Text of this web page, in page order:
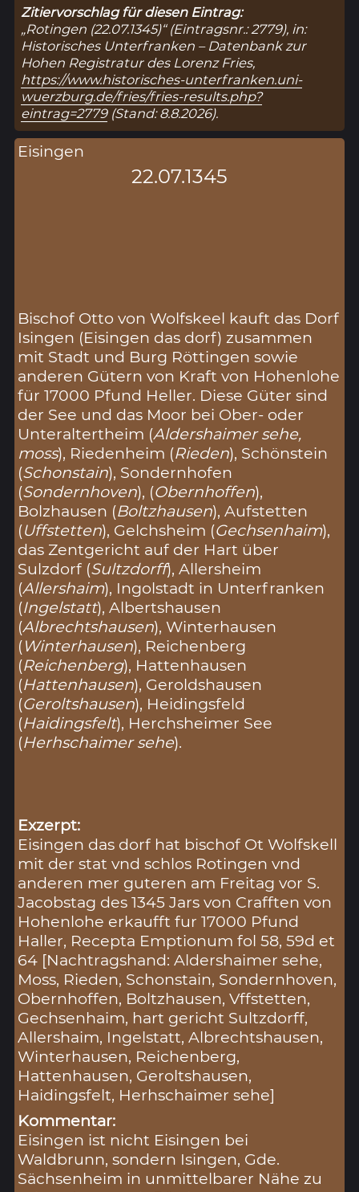
Zitiervorschlag für diesen Eintrag:
„Rotingen (22.07.1345)“ (Eintragsnr.: 2779), in:
Historisches Unterfranken – Datenbank zur
Hohen Registratur des Lorenz Fries,
https://www.historisches-unterfranken.uni-
wuerzburg.de/fries/fries-results.php?
eintrag=2779(Stand: 8.8.2026).
Eisingen
22.07.1345
Bischof Otto von Wolfskeel kauft das Dorf
Isingen (Eisingen das dorf) zusammen
mit Stadt und Burg Röttingen sowie
anderen Gütern von Kraft von Hohenlohe
für 17000 Pfund Heller. Diese Güter sind
der See und das Moor bei Ober- oder
Unteraltertheim (Aldershaimer sehe,
moss), Riedenheim (Rieden), Schönstein
(Schonstain), Sondernhofen
(Sondernhoven), (Obernhoffen),
Bolzhausen (Boltzhausen), Aufstetten
(Uffstetten), Gelchsheim (Gechsenhaim),
das Zentgericht auf der Hart über
Sulzdorf (Sultzdorff), Allersheim
(Allershaim), Ingolstadt in Unterfranken
(Ingelstatt), Albertshausen
(Albrechtshausen), Winterhausen
(Winterhausen), Reichenberg
(Reichenberg), Hattenhausen
(Hattenhausen), Geroldshausen
(Geroltshausen), Heidingsfeld
(Haidingsfelt), Herchsheimer See
(Herhschaimer sehe).
Exzerpt:
Eisingen das dorf hat bischof Ot Wolfskell
mit der stat vnd schlos Rotingen vnd
anderen mer guteren am Freitag vor S.
Jacobstag des 1345 Jars von Crafften von
Hohenlohe erkaufft fur 17000 Pfund
Haller, Recepta Emptionum fol 58, 59d et
64 [Nachtragshand: Aldershaimer sehe,
Moss, Rieden, Schonstain, Sondernhoven,
Obernhoffen, Boltzhausen, Vffstetten,
Gechsenhaim, hart gericht Sultzdorff,
Allershaim, Ingelstatt, Albrechtshausen,
Winterhausen, Reichenberg,
Hattenhausen, Geroltshausen,
Haidingsfelt, Herhschaimer sehe]
Kommentar:
Eisingen ist nicht Eisingen bei
Waldbrunn, sondern Isingen, Gde.
Sächsenheim in unmittelbarer Nähe zu